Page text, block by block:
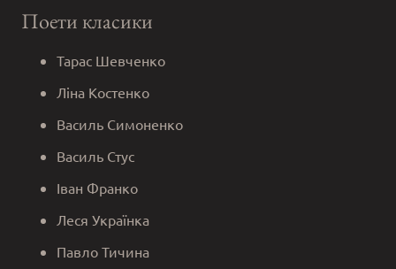
Поети класики
Тарас Шевченко
Ліна Костенко
Василь Симоненко
Василь Стус
Іван Франко
Леся Українка
Павло Тичина